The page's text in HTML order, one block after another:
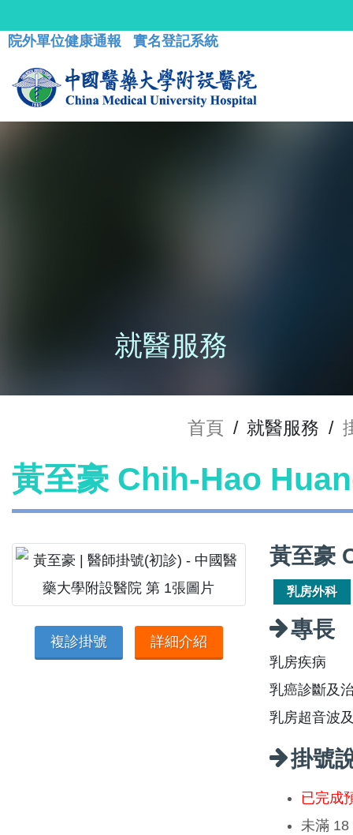
院外單位健康通報 實名登記系統
就醫服務
首頁 / 就醫服務 /
黃至豪 Chih-Hao
複診掛號 詳細介紹
黃至豪
乳房外科
專長
乳房疾病
乳癌診斷及
乳房超音波
掛號
已完成
未滿 18